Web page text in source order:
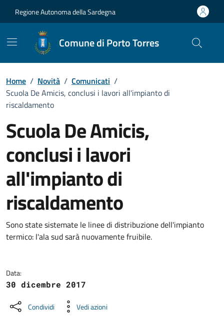
Regione Autonoma della Sardegna
Comune di Porto Torres
Home / Novità / Comunicati /
Scuola De Amicis, conclusi i lavori all'impianto di
riscaldamento
Scuola De Amicis,
conclusi i lavori
all'impianto di
riscaldamento
Dettagli della notizia
Sono state sistemate le linee di distribuzione dell'impianto
termico: l'ala sud sarà nuovamente fruibile.
Data:
30 dicembre 2017
Condividi Vedi azioni